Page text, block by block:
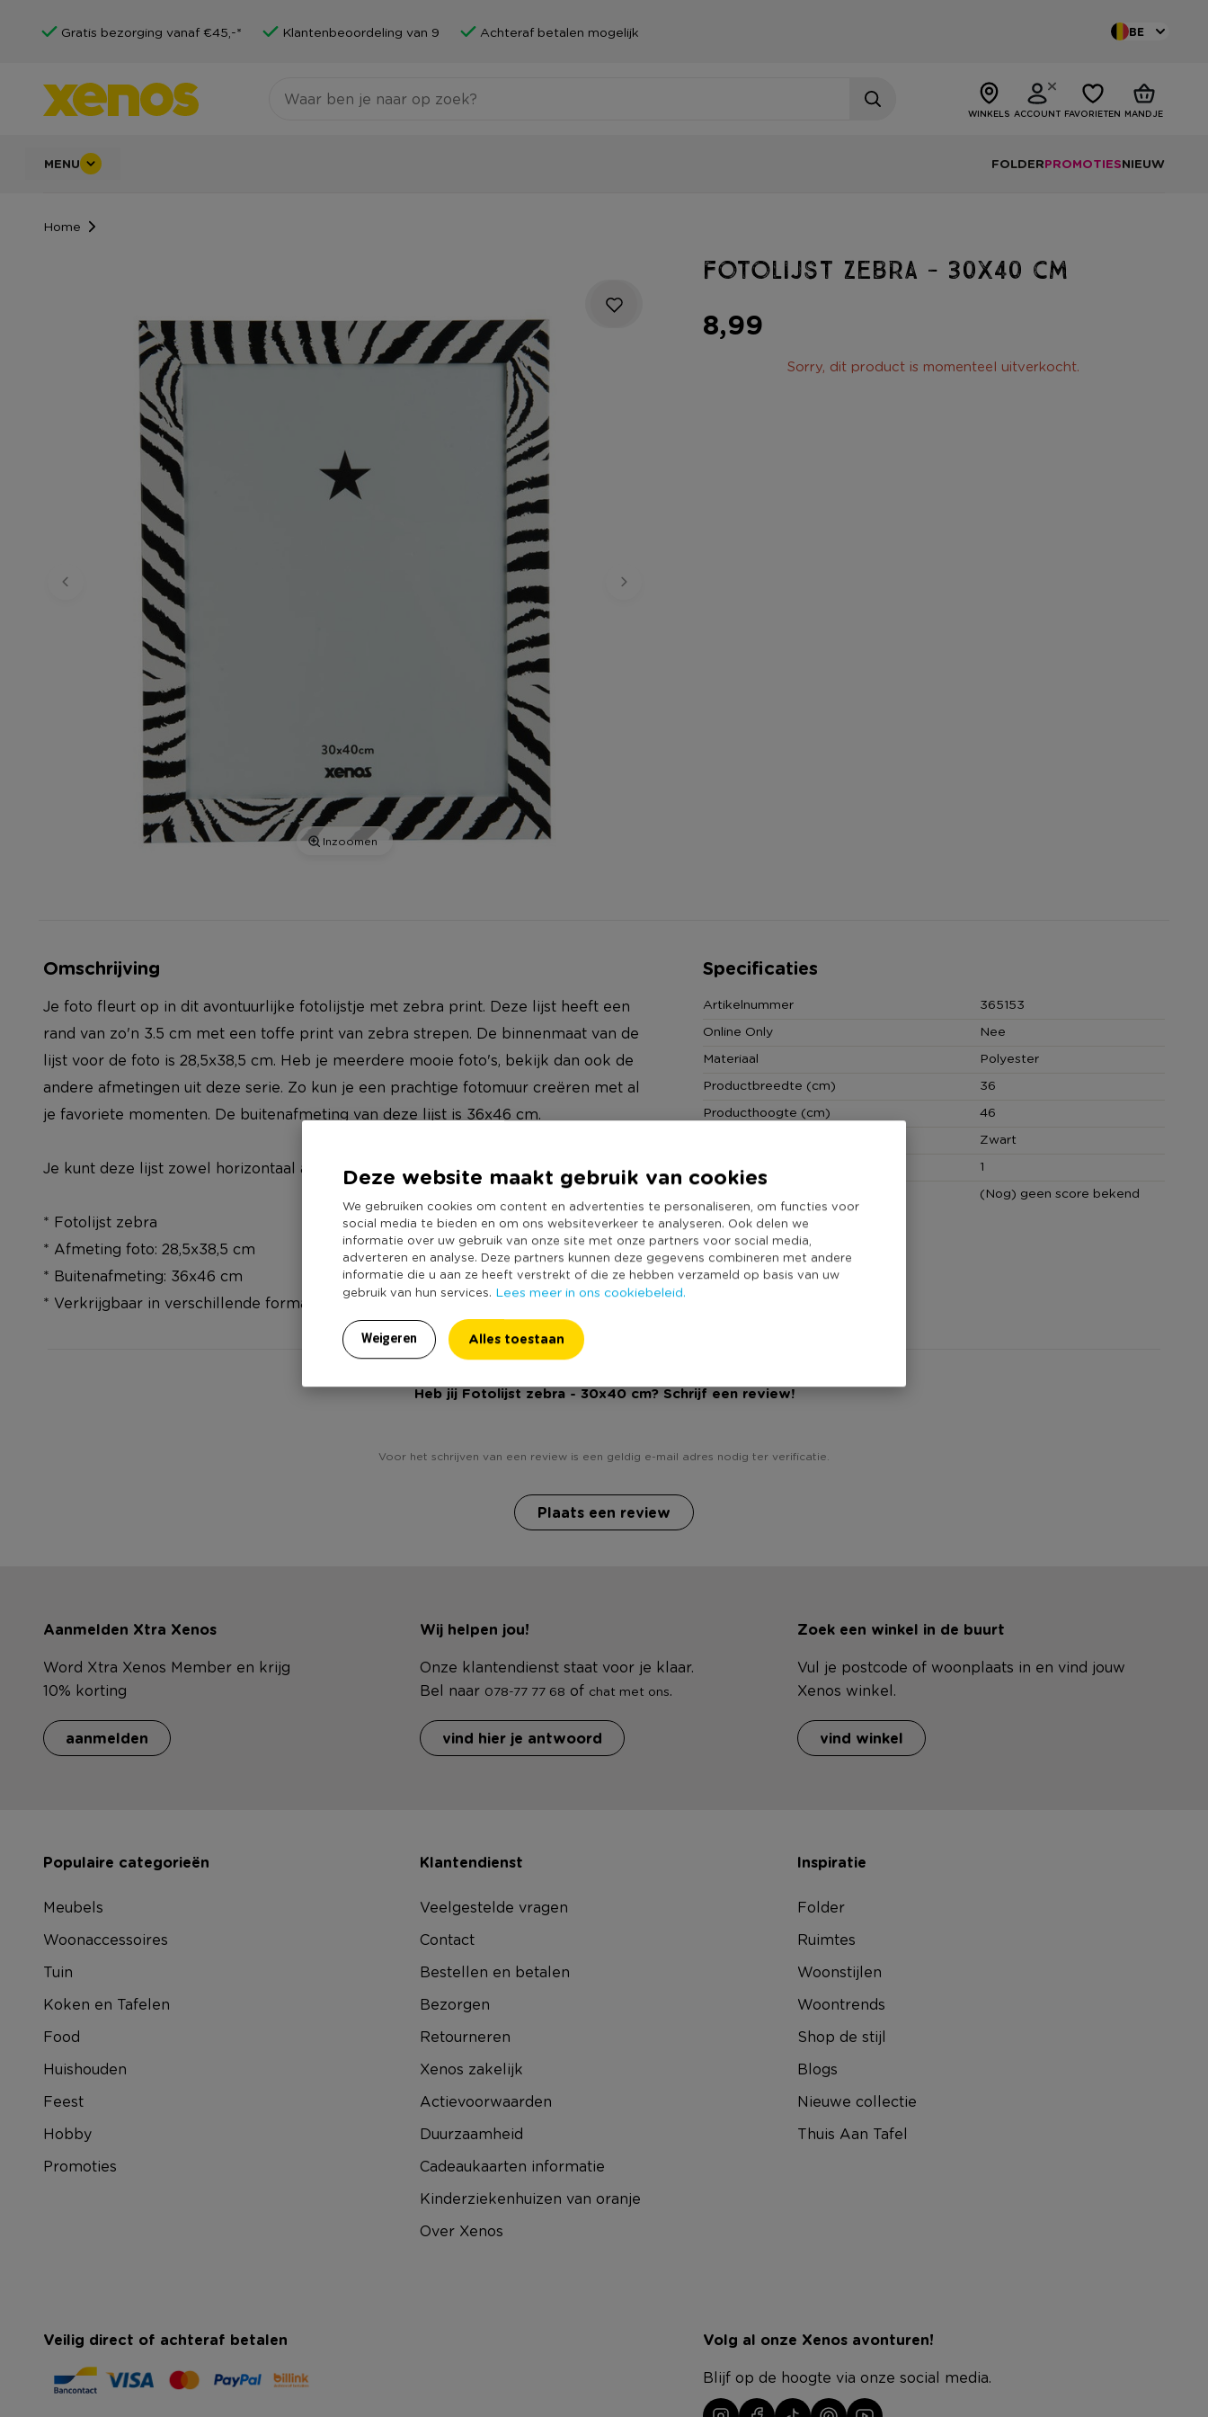
Deze website maakt gebruik van cookies
We gebruiken cookies om content en advertenties te personaliseren, om functies voor
social media te bieden en om ons websiteverkeer te analyseren. Ook delen we
informatie over uw gebruik van onze site met onze partners voor social media,
adverteren en analyse. Deze partners kunnen deze gegevens combineren met andere
informatie die u aan ze heeft verstrekt of die ze hebben verzameld op basis van uw
gebruik van hun services. Lees meer in ons cookiebeleid.
Weigeren Alles toestaan
Gratis bezorging vanaf €45,-* Klantenbeoordeling van 9 Achteraf betalen mogelijk BE
WINKELS ACCOUNT FAVORIETEN MANDJE
MENU FOLDERPROMOTIESNIEUW
Home
Inzoomen
Fotolijst zebra - 30x40 cm
8,99
Sorry, dit product is momenteel uitverkocht.
Omschrijving
Je foto fleurt op in dit avontuurlijke fotolijstje met zebra print. Deze lijst heeft een
rand van zo'n 3.5 cm met een toffe print van zebra strepen. De binnenmaat van de
lijst voor de foto is 28,5x38,5 cm. Heb je meerdere mooie foto's, bekijk dan ook de
andere afmetingen uit deze serie. Zo kun je een prachtige fotomuur creëren met al
je favoriete momenten. De buitenafmeting van deze lijst is 36x46 cm.
Je kunt deze lijst zowel horizontaal als verticaal ophangen.
* Fotolijst zebra
* Afmeting foto: 28,5x38,5 cm
* Buitenafmeting: 36x46 cm
* Verkrijgbaar in verschillende formaten
Specificaties
Artikelnummer
365153
Online Only
Nee
Materiaal
Polyester
Productbreedte (cm)
36
Producthoogte (cm)
46
Zwart
1
(Nog) geen score bekend
Heb jij Fotolijst zebra - 30x40 cm? Schrijf een review!
Voor het schrijven van een review is een geldig e-mail adres nodig ter verificatie.
Plaats een review
Aanmelden Xtra Xenos
Word Xtra Xenos Member en krijg
10% korting
aanmelden
Wij helpen jou!
Onze klantendienst staat voor je klaar.
Bel naar 078-77 77 68 of chat met ons.
vind hier je antwoord
Zoek een winkel in de buurt
Vul je postcode of woonplaats in en vind jouw
Xenos winkel.
vind winkel
Populaire categorieën
Meubels
Woonaccessoires
Tuin
Koken en Tafelen
Food
Huishouden
Feest
Hobby
Promoties
Klantendienst
Veelgestelde vragen
Contact
Bestellen en betalen
Bezorgen
Retourneren
Xenos zakelijk
Actievoorwaarden
Duurzaamheid
Cadeaukaarten informatie
Kinderziekenhuizen van oranje
Over Xenos
Inspiratie
Folder
Ruimtes
Woonstijlen
Woontrends
Shop de stijl
Blogs
Nieuwe collectie
Thuis Aan Tafel
Veilig direct of achteraf betalen Volg al onze Xenos avonturen!
Blijf op de hoogte via onze social media.